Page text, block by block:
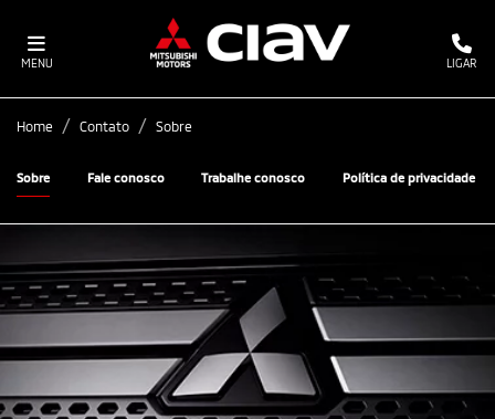
MENU LIGAR
Home Contato Sobre
Fale conosco
Sobre Trabalhe conosco Política de privacidade